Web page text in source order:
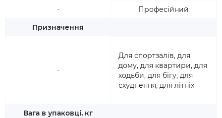
-
Призначення
-
Вага в упаковці, кг
Професійний
Для спортзалів, для
дому, для квартири, для
ходьби, для бігу, для
схуднення, для літніх